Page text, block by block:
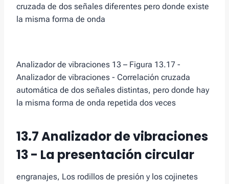
cruzada de dos señales diferentes pero donde existe
la misma forma de onda
Analizador de vibraciones 13 – Figura 13.17 -
Analizador de vibraciones - Correlación cruzada
automática de dos señales distintas, pero donde hay
la misma forma de onda repetida dos veces
13.7 Analizador de vibraciones
13 - La presentación circular
engranajes, Los rodillos de presión y los cojinetes